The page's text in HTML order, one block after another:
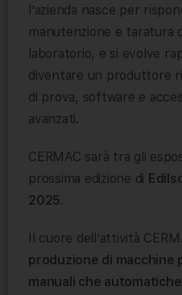
l’azienda nasce per
manutenzione e taratura
laboratorio, e si evolve
diventare un produttore
di prova, software e
avanzati.
CERMAC sarà tra gli
prossima edizione di
2025.
Il cuore dell’attività
produzione di macchine
manuali che